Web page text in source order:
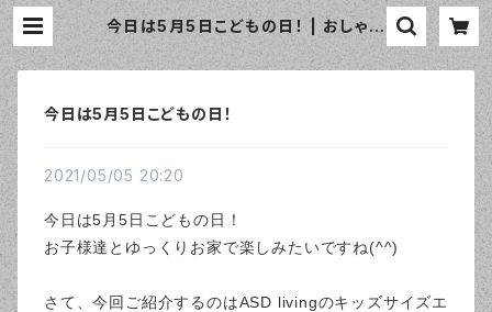
今日は5月5日こどもの日！ | おしゃれ
なエプロン通販のamorico（アモリ
コ）☆インポートエプロン専門店
今日は5月5日こどもの日！
2021/05/05 20:20
今日は5月5日こどもの日！
お子様達とゆっくりお家で楽しみたいですね(^^)
さて、今回ご紹介するのはASD livingのキッズサイズエ